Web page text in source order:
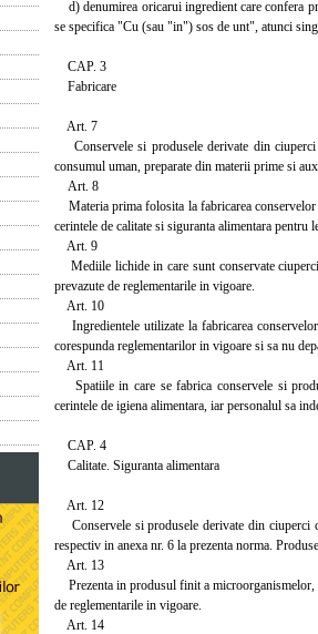
d) denumirea oricarui ingredient care confera
se specifica "Cu (sau "in") sos de unt", atunci
CAP. 3
Fabricare
Art. 7
Conservele si produsele derivate din ciuperci
consumul uman, preparate din materii prime si
Art. 8
Materia prima folosita la fabricarea conservelor
cerintele de calitate si siguranta alimentara pentru
Art. 9
Mediile lichide in care sunt conservate
prevazute de reglementarile in vigoare.
Art. 10
Ingredientele utilizate la fabricarea
corespunda reglementarilor in vigoare si sa nu
Art. 11
Spatiile in care se fabrica conservele si
cerintele de igiena alimentara, iar personalul sa
CAP. 4
Calitate. Siguranta alimentara
Art. 12
Conservele si produsele derivate din ciuperci
respectiv in anexa nr. 6 la prezenta norma.
Art. 13
Prezenta in produsul finit a microorganismelor,
de reglementarile in vigoare.
Art. 14